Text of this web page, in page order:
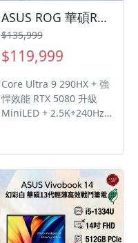
ASUS ROG 華碩ROG Strix G18 G815LW-0071G290HX-NBLM (Ultra 9 290HX/16GB/1TB/RTX 5080/18/W11)
$135,999
$119,999
Core Ultra 9 290HX + 強
悍效能 RTX 5080 升級
MiniLED + 2.5K+240Hz
滑鼠